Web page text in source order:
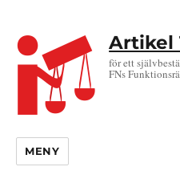
Artikel
för ett
FNs
MENY